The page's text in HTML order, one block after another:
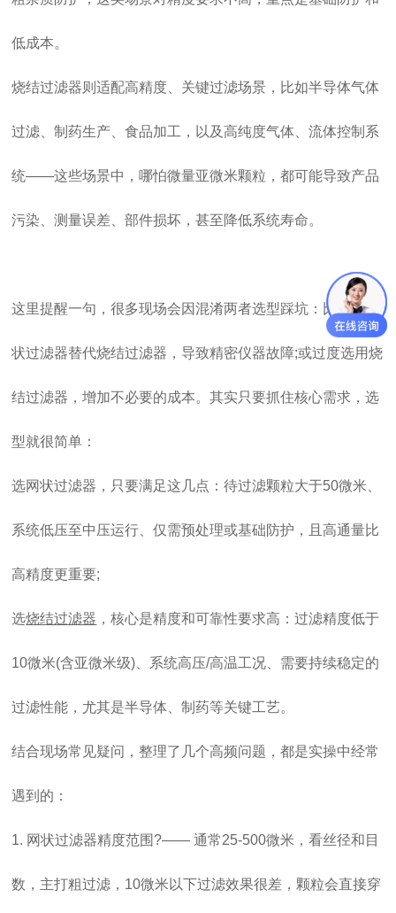
低成本。
烧结过滤器则适配高精度、关键过滤场景，比如半导体气体
过滤、制药生产、食品加工，以及高纯度气体、流体控制系
统——这些场景中，哪怕微量亚微米颗粒，都可能导致产品
污染、测量误差、部件损坏，甚至降低系统寿命。
这里提醒一句，很多现场会因混淆两者选型踩坑：比如用网
状过滤器替代烧结过滤器，导致精密仪器故障;或过度选用烧
结过滤器，增加不必要的成本。其实只要抓住核心需求，选
型就很简单：
选网状过滤器，只要满足这几点：待过滤颗粒大于50微米、
系统低压至中压运行、仅需预处理或基础防护，且高通量比
高精度更重要;
选烧结过滤器 ，核心是精度和可靠性要求高：过滤精度低于
10微米(含亚微米级)、系统高压/高温工况、需要持续稳定的
过滤性能，尤其是半导体、制药等关键工艺。
结合现场常见疑问，整理了几个高频问题，都是实操中经常
遇到的：
1. 网状过滤器精度范围?—— 通常25-500微米，看丝径和目
数，主打粗过滤，10微米以下过滤效果很差，颗粒会直接穿